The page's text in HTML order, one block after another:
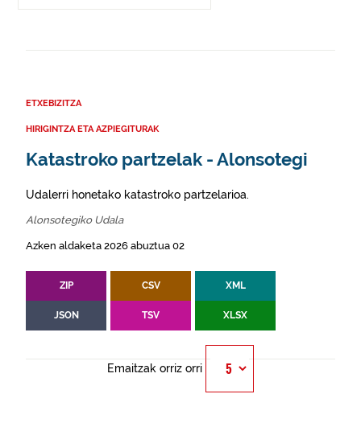
ETXEBIZITZA
HIRIGINTZA ETA AZPIEGITURAK
Katastroko partzelak - Alonsotegi
Udalerri honetako katastroko partzelarioa.
Alonsotegiko Udala
Azken aldaketa 2026 abuztua 02
ZIP CSV XML
JSON TSV XLSX
Emaitzak orriz orri